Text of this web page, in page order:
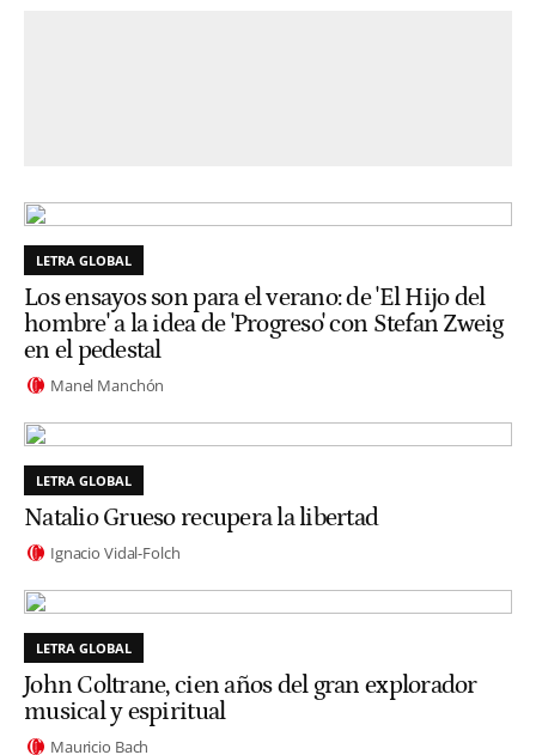
LETRA GLOBAL
Los ensayos son para el verano: de 'El Hijo del
hombre' a la idea de 'Progreso' con Stefan Zweig
en el pedestal
Manel Manchón
LETRA GLOBAL
Natalio Grueso recupera la libertad
Ignacio Vidal-Folch
LETRA GLOBAL
John Coltrane, cien años del gran explorador
musical y espiritual
Mauricio Bach